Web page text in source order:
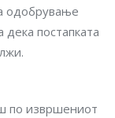
одобрување
постапката
по извршениот